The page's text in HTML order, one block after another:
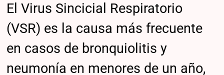
El Virus Sincicial Respiratorio
(VSR) es la causa más frecuente
en casos de bronquiolitis y
neumonía en menores de un año,